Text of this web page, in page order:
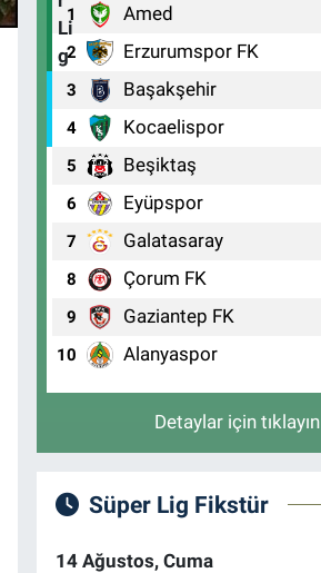
1 Amed
2 Erzurumspor FK
3 Başakşehir
4 Kocaelispor
5 Beşiktaş
6 Eyüpspor
7 Galatasaray
8 Çorum FK
9 Gaziantep FK
10 Alanyaspor
Detaylar için tıklayın
Süper Lig Fikstür
14 Ağustos, Cuma